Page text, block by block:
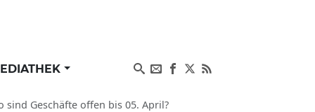
sind Geschäfte offen bis 05. April?